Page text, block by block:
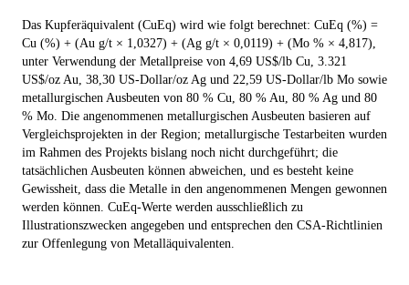
Das Kupferäquivalent (CuEq) wird wie folgt berechnet: CuEq (%) =
Cu (%) + (Au g/t × 1,0327) + (Ag g/t × 0,0119) + (Mo % × 4,817),
unter Verwendung der Metallpreise von 4,69 US$/lb Cu, 3.321
US$/oz Au, 38,30 US-Dollar/oz Ag und 22,59 US-Dollar/lb Mo sowie
metallurgischen Ausbeuten von 80 % Cu, 80 % Au, 80 % Ag und 80
% Mo. Die angenommenen metallurgischen Ausbeuten basieren auf
Vergleichsprojekten in der Region; metallurgische Testarbeiten wurden
im Rahmen des Projekts bislang noch nicht durchgeführt; die
tatsächlichen Ausbeuten können abweichen, und es besteht keine
Gewissheit, dass die Metalle in den angenommenen Mengen gewonnen
werden können. CuEq-Werte werden ausschließlich zu
Illustrationszwecken angegeben und entsprechen den CSA-Richtlinien
zur Offenlegung von Metalläquivalenten.